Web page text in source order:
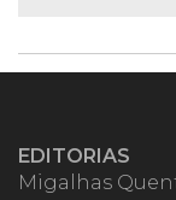
EDITORIAS
Migalhas